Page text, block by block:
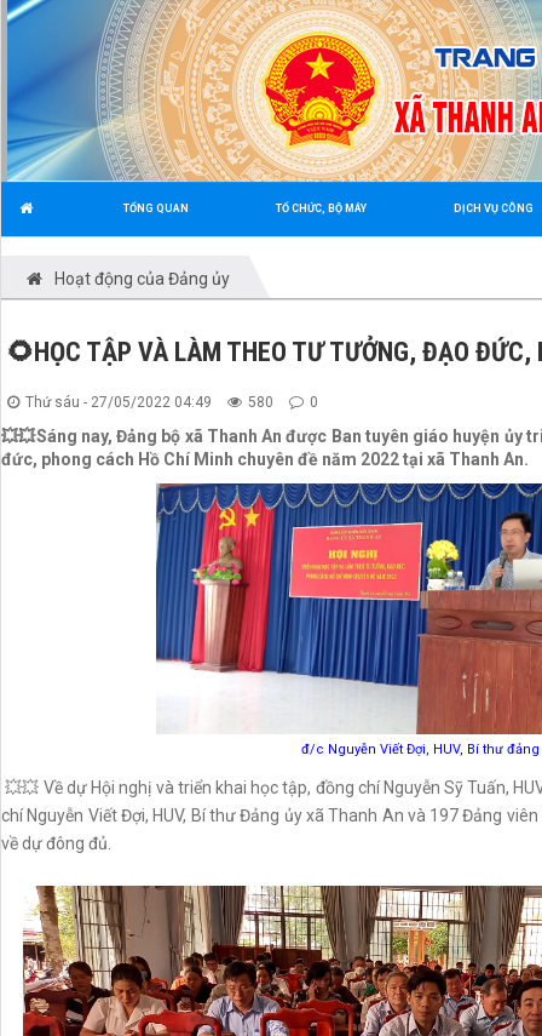
TỔNG QUAN TỔ CHỨC, BỘ MÁY DỊCH VỤ CÔNG
Hoạt động của Đảng ủy
🌻HỌC TẬP VÀ LÀM THEO TƯ TƯỞNG, ĐẠO ĐỨC,
Thứ sáu - 27/05/2022 04:49 580 0
💥💥Sáng nay, Đảng bộ xã Thanh An được Ban tuyên giáo huyện ủy
đức, phong cách Hồ Chí Minh chuyên đề năm 2022 tại xã Thanh An.
đ/c Nguyễn Viết Đợi, HUV, Bí thư đảng
💥💥 Về dự Hội nghị và triển khai học tập, đồng chí Nguyễn Sỹ Tuấn,
chí Nguyễn Viết Đợi, HUV, Bí thư Đảng ủy xã Thanh An và 197 Đảng
về dự đông đủ.